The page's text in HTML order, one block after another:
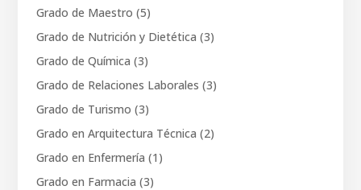
Grado de Maestro (5)
Grado de Nutrición y Dietética (3)
Grado de Química (3)
Grado de Relaciones Laborales (3)
Grado de Turismo (3)
Grado en Arquitectura Técnica (2)
Grado en Enfermería (1)
Grado en Farmacia (3)